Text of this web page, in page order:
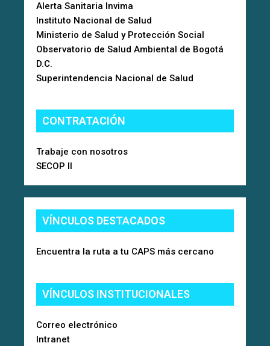
Alerta Sanitaria Invima
Instituto Nacional de Salud
Ministerio de Salud y Protección Social
Observatorio de Salud Ambiental de Bogotá
D.C.
Superintendencia Nacional de Salud
CONTRATACIÓN
Trabaje con nosotros
SECOP II
VÍNCULOS DESTACADOS
Encuentra la ruta a tu CAPS más cercano
VÍNCULOS INSTITUCIONALES
Correo electrónico
Intranet